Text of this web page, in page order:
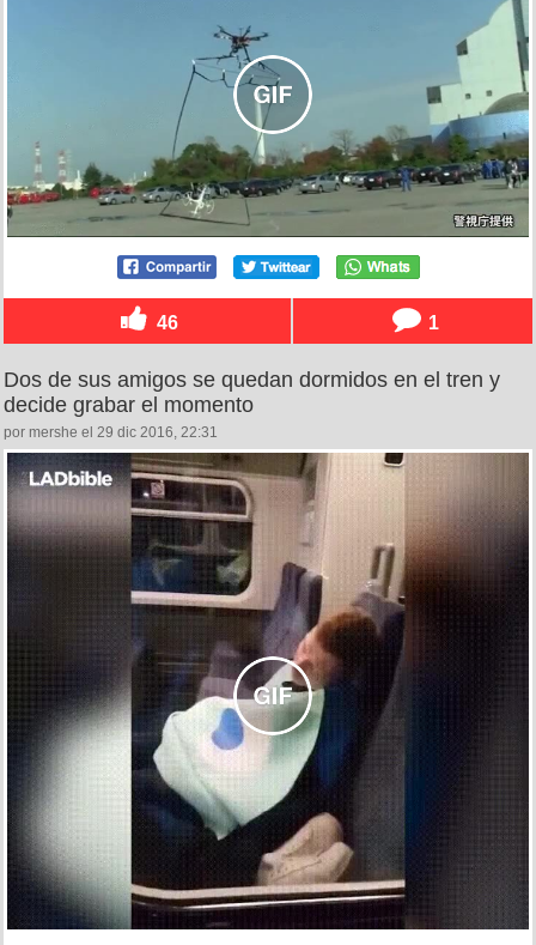
46 1
Dos de sus amigos se quedan dormidos en el tren y
decide grabar el momento
por mershe el 29 dic 2016, 22:31